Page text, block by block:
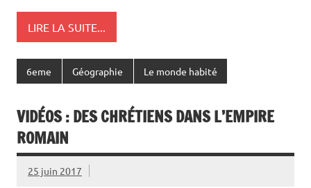
LIRE LA SUITE...
6eme Géographie Le monde habité
VIDÉOS : DES CHRÉTIENS DANS L’EMPIRE
ROMAIN
25 juin 2017